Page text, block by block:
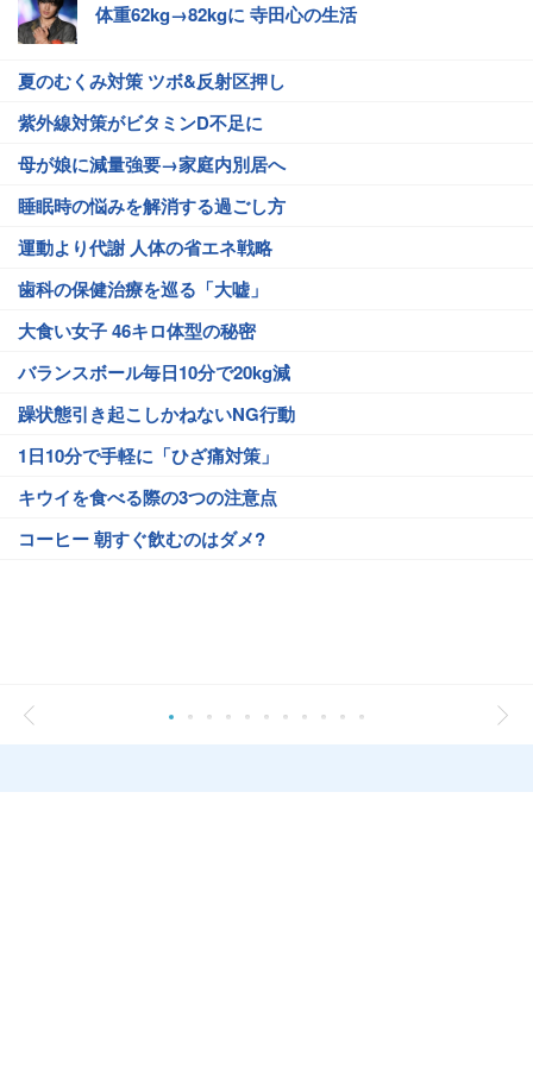
体重62kg→82kgに 寺田心の生活
夏のむくみ対策 ツボ&反射区押し
紫外線対策がビタミンD不足に
母が娘に減量強要→家庭内別居へ
睡眠時の悩みを解消する過ごし方
運動より代謝 人体の省エネ戦略
歯科の保健治療を巡る「大嘘」
大食い女子 46キロ体型の秘密
バランスボール毎日10分で20kg減
躁状態引き起こしかねないNG行動
1日10分で手軽に「ひざ痛対策」
キウイを食べる際の3つの注意点
コーヒー 朝すぐ飲むのはダメ?